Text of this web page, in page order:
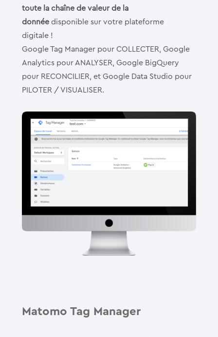
toute la chaîne de valeur de la
donnée disponible sur votre plateforme
digitale !
Google Tag Manager pour COLLECTER, Google
Analytics pour ANALYSER, Google BigQuery
pour RECONCILIER, et Google Data Studio pour
PILOTER / VISUALISER.
Matomo Tag Manager